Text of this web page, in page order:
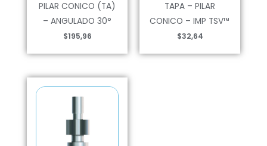
PILAR CONICO (TA)
– ANGULADO 30°
$195,96
TAPA – PILAR
CONICO – IMP TSV™
$32,64